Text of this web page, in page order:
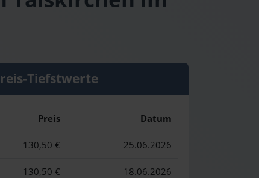
Tiefstwerte
Preis Datum
130,50 € 25.06.2026
130,50 € 18.06.2026